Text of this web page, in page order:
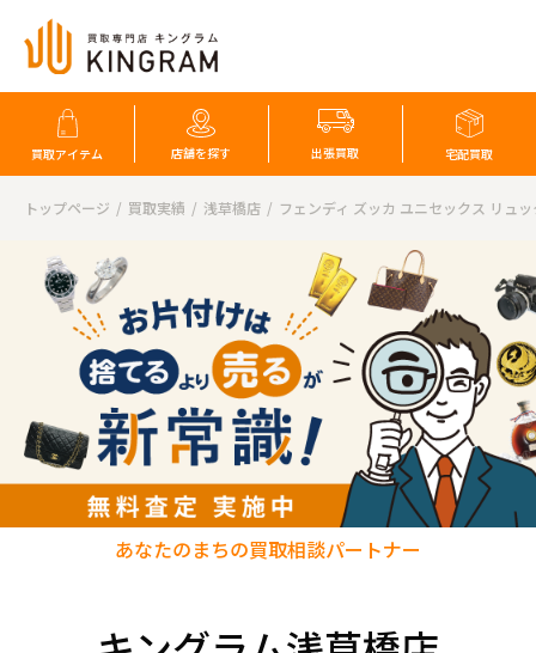
買取アイテム 店舗を探す 出張買取 宅配買取
トップページ 買取実績 浅草橋店 フェンディ ズッカ ユニセックス リュ
あなたのまちの買取相談パートナー